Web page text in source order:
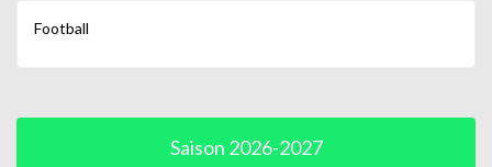
Football
Saison 2026-2027